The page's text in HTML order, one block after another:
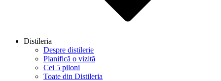
Distileria
Despre distilerie
Planifică o vizită
Cei 5 piloni
Toate din Distileria